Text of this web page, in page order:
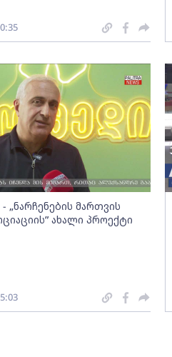
„ნარჩენების მართვის
ახალი პროექტი